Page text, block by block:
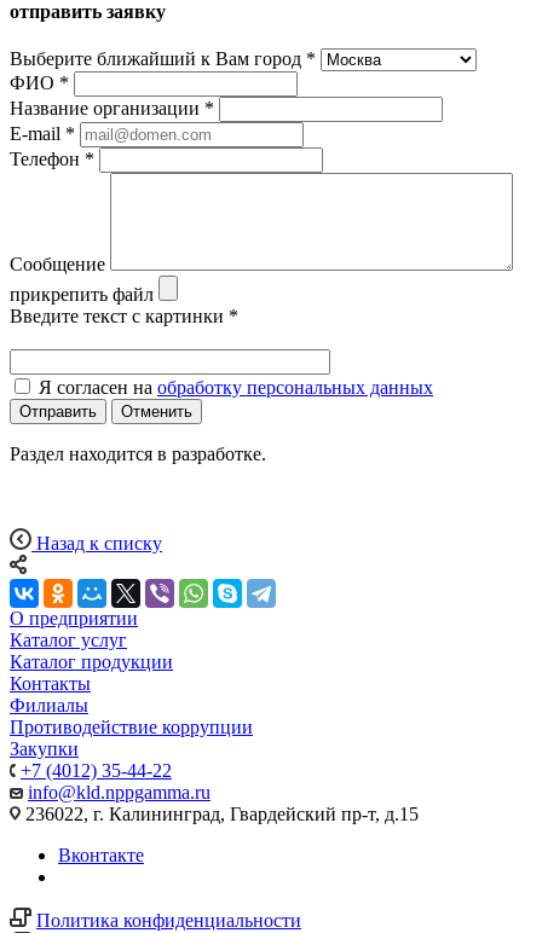
отправить заявку
Выберите ближайший к Вам город *
ФИО *
Название организации *
E-mail *
Телефон *
Сообщение
прикрепить файл
Введите текст с картинки *
Я согласен на обработку персональных данных
Отправить Отменить
Раздел находится в разработке.
Назад к списку
О предприятии
Каталог услуг
Каталог продукции
Контакты
Филиалы
Противодействие коррупции
Закупки
+7 (4012) 35-44-22
info@kld.nppgamma.ru
236022, г. Калининград, Гвардейский пр-т, д.15
Вконтакте
Политика конфиденциальности